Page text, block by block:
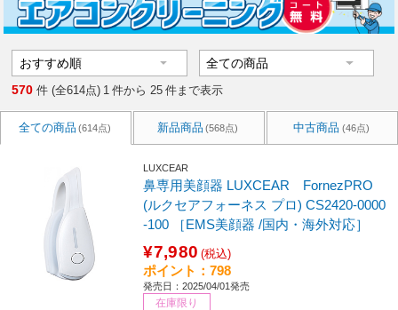
570 件 (全614点) 1 件から 25 件まで表示
全ての商品 (614点) 新品商品 (568点) 中古商品 (46点)
LUXCEAR
鼻専用美顔器 LUXCEAR FornezPRO
(ルクセアフォーネス プロ) CS2420-0000
-100 ［EMS美顔器 /国内・海外対応］
¥7,980 (税込)
ポイント：798
発売日：2025/04/01発売
在庫限り